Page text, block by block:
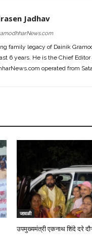
Jadhav
family legacy of Dainik
6 years. He is the Chief
operated from
जावळी
उपमुख्यमंत्री एकनाथ शिंदे दरे